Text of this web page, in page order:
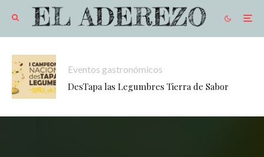
Eventos gastronómicos
DesTapa las Legumbres Tierra de Sabor